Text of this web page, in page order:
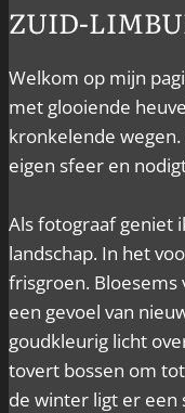
ZUID-
Welkom op mijn
met glooiende
kronkelende
eigen sfeer en
Als fotograaf geniet
landschap. In het
frisgroen. Bloesems
een gevoel van
goudkleurig licht
tovert bossen om
de winter ligt er een